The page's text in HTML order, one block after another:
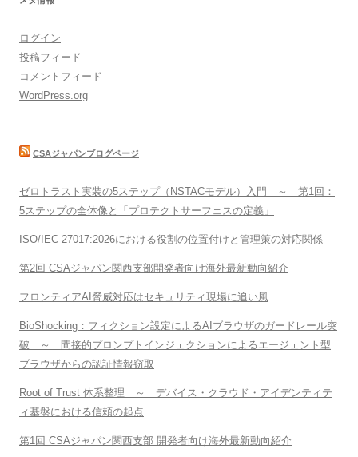
ログイン
投稿フィード
コメントフィード
WordPress.org
CSAジャパンブログページ
ゼロトラスト実装の5ステップ（NSTACモデル）入門 ～ 第1回：
5ステップの全体像と「プロテクトサーフェスの定義」
ISO/IEC 27017:2026における役割の位置付けと管理策の対応関係
第2回 CSAジャパン関西支部開発者向け海外最新動向紹介
フロンティアAI脅威対応はセキュリティ現場に追い風
BioShocking：フィクション設定によるAIブラウザのガードレール突
破 ～ 間接的プロンプトインジェクションによるエージェント型
ブラウザからの認証情報窃取
Root of Trust 体系整理 ～ デバイス・クラウド・アイデンティテ
ィ基盤における信頼の起点
第1回 CSAジャパン関西支部 開発者向け海外最新動向紹介